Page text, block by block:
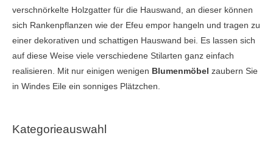
Kategorieauswahl
verschnörkelte Holzgatter für die Hauswand, an dieser können
sich Rankenpflanzen wie der Efeu empor hangeln und tragen zu
einer dekorativen und schattigen Hauswand bei. Es lassen sich
auf diese Weise viele verschiedene Stilarten ganz einfach
realisieren. Mit nur einigen wenigen Blumenmöbel zaubern Sie
in Windes Eile ein sonniges Plätzchen.